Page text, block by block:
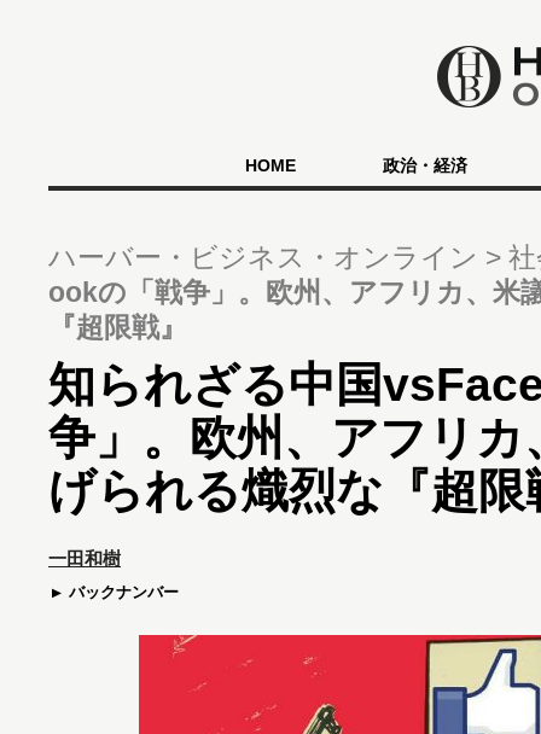
HOME 政治・経済
ハーバー・ビジネス・オンライン
ookの「戦争」。欧州、アフリカ、米
『超限戦』
知られざる中国
争」。欧州、アフリ
げられる熾烈な『超限
一田和樹
バックナンバー